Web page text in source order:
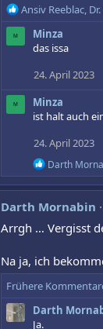
n
e
n
:
R
e
o
Ansiv Reeblac,
M
Minza
das issa
24. April 2023
M
Minza
ist halt auch
24. April 2023
R
e
a
k
t
i
e
n
:
Darth
Darth Mornabin
Arrgh … Vergisst
Na ja, ich
Frühere
Darth
Ja.